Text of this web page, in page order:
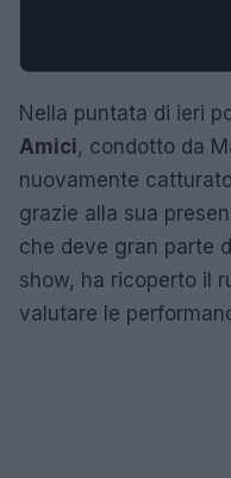
Nella puntata di ieri
Amici, condotto da
nuovamente
grazie alla sua
che deve gran parte
show, ha ricoperto il
valutare le